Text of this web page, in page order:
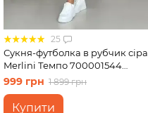
25
Сукня-футболка в рубчик сіра
Merlini Темпо 700001544
розмір L-XL
999 грн 1 899 грн
Купити